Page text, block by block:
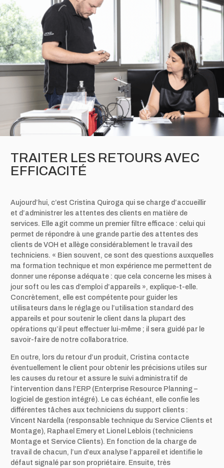
TRAITER LES RETOURS AVEC
EFFICACITÉ
Aujourd’hui, c’est Cristina Quiroga qui se charge d’accueillir
et d’administrer les attentes des clients en matière de
services. Elle agit comme un premier filtre efficace : celui qui
permet de répondre à une grande partie des attentes des
clients de VOH et allège considérablement le travail des
techniciens. « Bien souvent, ce sont des questions auxquelles
ma formation technique et mon expérience me permettent de
donner une réponse adéquate : que cela concerne les mises à
jour soft ou les cas d’emploi d’appareils », explique-t-elle.
Concrètement, elle est compétente pour guider les
utilisateurs dans le réglage ou l’utilisation standard des
appareils et pour soutenir le client dans la plupart des
opérations qu’il peut effectuer lui-même ; il sera guidé par le
savoir-faire de notre collaboratrice.
En outre, lors du retour d’un produit, Cristina contacte
éventuellement le client pour obtenir les précisions utiles sur
les causes du retour et assure le suivi administratif de
l’intervention dans l’ERP (Enterprise Resource Planning –
logiciel de gestion intégré). Le cas échéant, elle confie les
différentes tâches aux techniciens du support clients :
Vincent Nardella (responsable technique du Service Clients et
Montage), Raphael Emery et Lionel Leblois (techniciens
Montage et Service Clients). En fonction de la charge de
travail de chacun, l’un d’eux analyse l’appareil et identifie le
défaut signalé par son propriétaire. Ensuite, très